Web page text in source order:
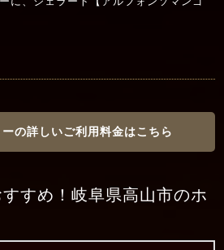
の詳しいご利用料金はこちら
すめ！岐阜県高山市のホ